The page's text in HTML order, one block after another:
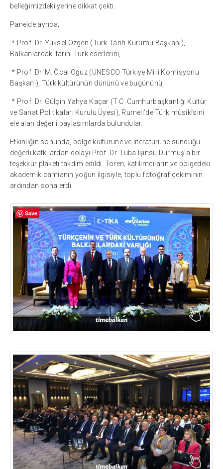
belleğimizdeki yerine dikkat çekti.
Panelde ayrıca;
* Prof. Dr. Yüksel Özgen (Türk Tarih Kurumu Başkanı),
Balkanlardaki tarihi Türk eserlerini,
* Prof. Dr. M. Öcal Oğuz (UNESCO Türkiye Milli Komisyonu
Başkanı), Türk kültürünün dününü ve bugününü,
* Prof. Dr. Gülçin Yahya Kaçar (T.C. Cumhurbaşkanlığı Kültür
ve Sanat Politikaları Kurulu Üyesi), Rumeli’de Türk mûsikîsini
ele alan değerli paylaşımlarda bulundular.
Etkinliğin sonunda, bölge kültürüne ve literatürüne sunduğu
değerli katkılardan dolayı Prof. Dr. Tuba Işınsu Durmuş’a bir
teşekkür plaketi takdim edildi. Tören, katılımcıların ve bölgedeki
akademik camianın yoğun ilgisiyle, toplu fotoğraf çekiminin
ardından sona erdi.
Save